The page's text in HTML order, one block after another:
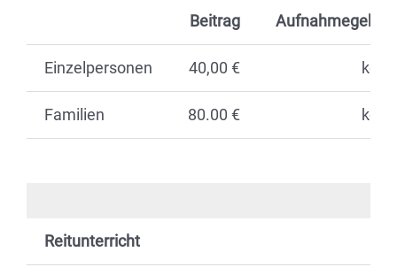
Beitrag
Einzelpersonen 40,00 €
Familien 80.00 €
Reitunterricht